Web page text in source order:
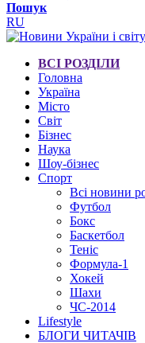
Пошук
RU
ВСІ РОЗДІЛИ
Головна
Україна
Місто
Світ
Бізнес
Наука
Шоу-бізнес
Спорт
Всі новини
Футбол
Бокс
Баскетбол
Теніс
Формула-1
Хокей
Шахи
ЧС-2014
Lifestyle
БЛОГИ ЧИТАЧІВ